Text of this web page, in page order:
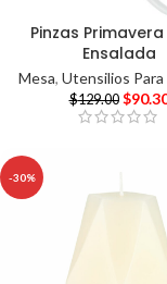
Pinzas
Ensalada
Mesa, Utensilios Para
$129.00 $
-30%